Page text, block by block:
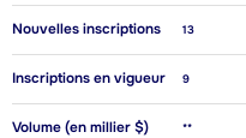
Nouvelles inscriptions 13
Inscriptions en vigueur 9
Volume (en millier $) **